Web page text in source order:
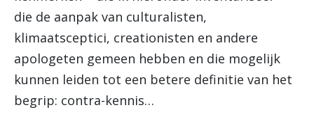
die de aanpak van culturalisten,
klimaatsceptici, creationisten en andere
apologeten gemeen hebben en die mogelijk
kunnen leiden tot een betere definitie van het
begrip: contra-kennis…